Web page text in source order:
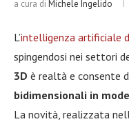
a cura di Michele Ingelido
L’intelligenza artificiale
spingendosi nei settori
3D è realtà e consente
bidimensionali in
La novità, realizzata